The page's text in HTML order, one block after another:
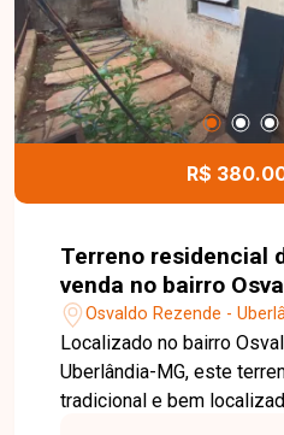
oportunidade para
que buscam um imóvel
construtivo em
contato e saiba mais.
R$
Terreno residencial
venda no bairro
Uberlândia-MG
Osvaldo Rezende -
Localizado no bairro
Uberlândia-MG, este
tradicional e bem